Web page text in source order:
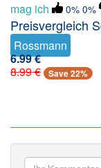
mag ich 0% 0%
Preisvergleich
Rossmann
6.99 €
8.99 €
Save 22%